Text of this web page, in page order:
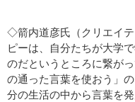
◇箭内道彦氏（クリエイ
ピーは、自分たちが大学
のだというところに繋が
の通った言葉を使おう」
分の生活の中から言葉を